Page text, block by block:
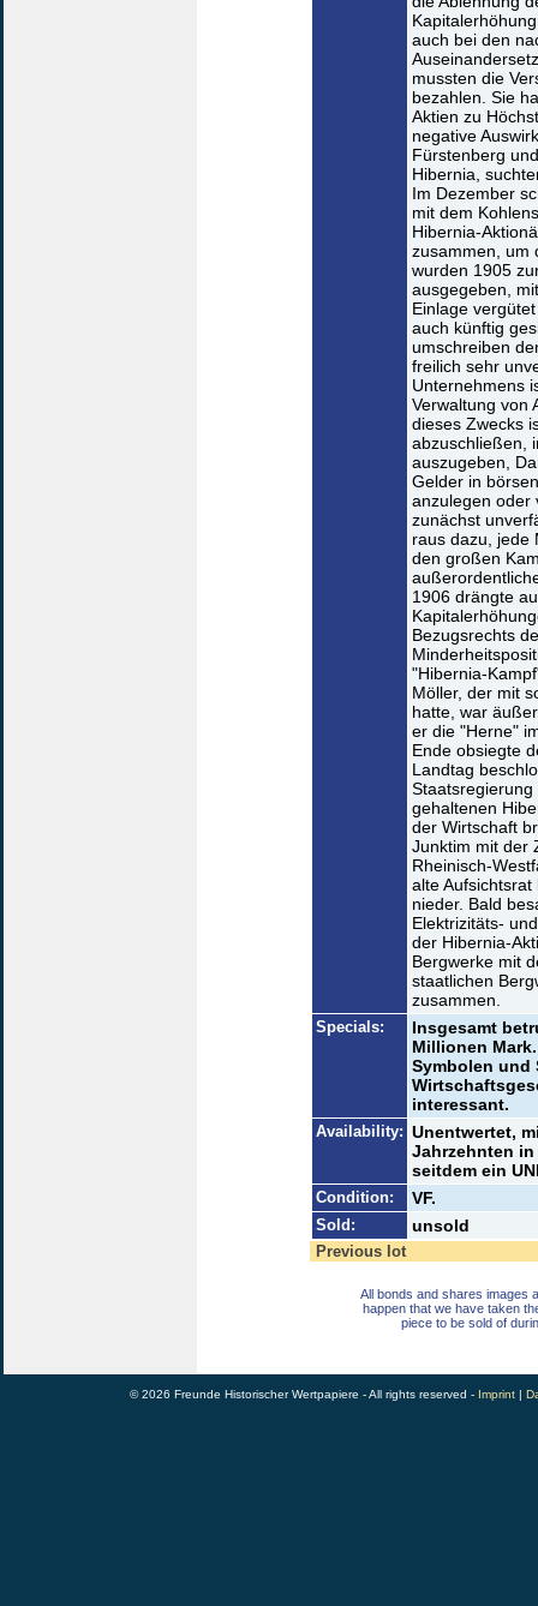
auch bei den
mussten die
bezahlen. Sie
Aktien zu
negative
Fürstenberg
Hibernia,
Im Dezember
mit dem
Hibernia-
zusammen, um
wurden 1905
ausgegeben,
Einlage
auch künftig
umschreiben
freilich sehr
Unternehmens
Verwaltung von
dieses Zwecks
abzuschließen,
auszugeben,
Gelder in
anzulegen oder
zunächst
raus dazu, jede
den großen
1906 drängte
Bezugsrechts
"Hibernia-
Möller, der mit
hatte, war
er die "Herne"
Ende obsiegte
Landtag
gehaltenen
der Wirtschaft
Junktim mit der
Rheinisch-
alte
nieder. Bald
Elektrizitäts-
der Hibernia-
Bergwerke mit
staatlichen
zusammen.
Specials:
Insgesamt
Millionen
Symbolen und
interessant.
Availability: Unentwertet,
Jahrzehnten
seitdem ein
Condition: VF.
Sold: unsold
Previous lot
All bonds and shares images
happen that we have taken
piece to be sold of
© 2026 Freunde Historischer Wertpapiere - All rights reserved - Imprint |